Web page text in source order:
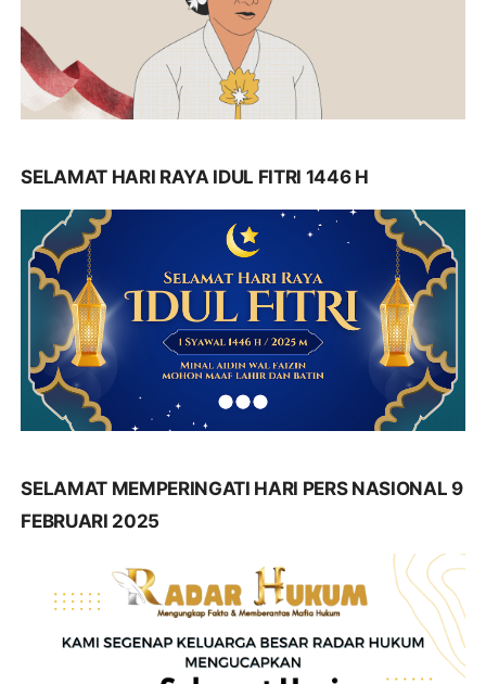
SELAMAT HARI RAYA IDUL FITRI 1446 H
SELAMAT MEMPERINGATI HARI PERS NASIONAL 9
FEBRUARI 2025